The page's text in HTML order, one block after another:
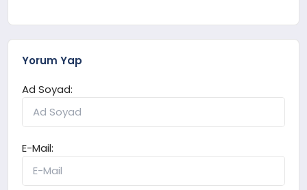
Yorum Yap
Ad Soyad:
E-Mail: